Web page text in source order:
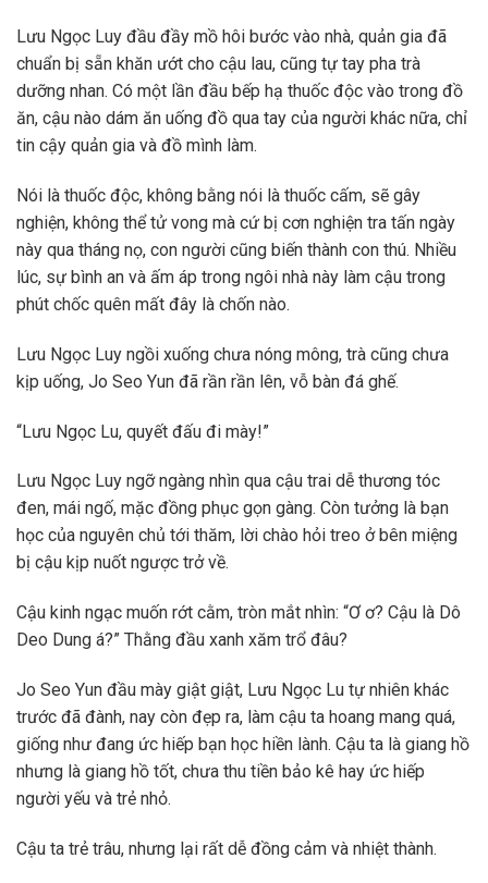
Lưu Ngọc Luy đầu đầy mồ hôi bước vào nhà, quản gia đã
chuẩn bị sẵn khăn ướt cho cậu lau, cũng tự tay pha trà
dưỡng nhan. Có một lần đầu bếp hạ thuốc độc vào trong đồ
ăn, cậu nào dám ăn uống đồ qua tay của người khác nữa, chỉ
tin cậy quản gia và đồ mình làm.
Nói là thuốc độc, không bằng nói là thuốc cấm, sẽ gây
nghiện, không thể tử vong mà cứ bị cơn nghiện tra tấn ngày
này qua tháng nọ, con người cũng biến thành con thú. Nhiều
lúc, sự bình an và ấm áp trong ngôi nhà này làm cậu trong
phút chốc quên mất đây là chốn nào.
Lưu Ngọc Luy ngồi xuống chưa nóng mông, trà cũng chưa
kịp uống, Jo Seo Yun đã rần rần lên, vỗ bàn đá ghế.
“Lưu Ngọc Lu, quyết đấu đi mày!”
Lưu Ngọc Luy ngỡ ngàng nhìn qua cậu trai dễ thương tóc
đen, mái ngố, mặc đồng phục gọn gàng. Còn tưởng là bạn
học của nguyên chủ tới thăm, lời chào hỏi treo ở bên miệng
bị cậu kịp nuốt ngược trở về.
Cậu kinh ngạc muốn rớt cằm, tròn mắt nhìn: “Ơ ơ? Cậu là Dô
Deo Dung á?” Thằng đầu xanh xăm trổ đâu?
Jo Seo Yun đầu mày giật giật, Lưu Ngọc Lu tự nhiên khác
trước đã đành, nay còn đẹp ra, làm cậu ta hoang mang quá,
giống như đang ức hiếp bạn học hiền lành. Cậu ta là giang hồ
nhưng là giang hồ tốt, chưa thu tiền bảo kê hay ức hiếp
người yếu và trẻ nhỏ.
Cậu ta trẻ trâu, nhưng lại rất dễ đồng cảm và nhiệt thành.